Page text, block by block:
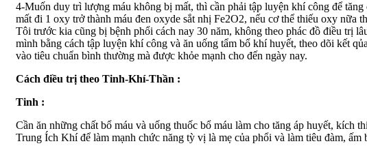
4-Muốn duy trì lượng máu không bị mất, thì cần phải tập luyện khí công để
mất đi 1 oxy trở thành máu đen oxyde sắt nhị Fe2O2, nếu cơ thể thiếu oxy nữa
Tôi trước kia cũng bị bệnh phổi cách nay 30 năm, không theo phác đồ điều trị
mình bằng cách tập luyện khí công và ăn uống tẩm bổ khí huyết, theo dõi kết
vào tiêu chuẩn bình thường mà được khỏe mạnh cho đến ngày nay.
Cách điều trị theo Tinh-Khí-Thần :
Tinh :
Cần ăn những chất bổ máu và uống thuốc bổ máu làm cho tăng áp huyết, kích
Trung Ích Khí để làm mạnh chức năng tỳ vị là mẹ của phổi và làm tiêu đàm,